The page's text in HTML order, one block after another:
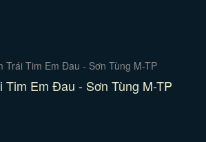
Tim Em Đau - Sơn Tùng M-TP